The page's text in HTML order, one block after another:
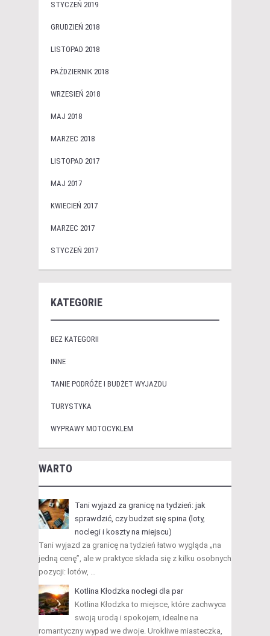
STYCZEŃ 2019
GRUDZIEŃ 2018
LISTOPAD 2018
PAŹDZIERNIK 2018
WRZESIEŃ 2018
MAJ 2018
MARZEC 2018
LISTOPAD 2017
MAJ 2017
KWIECIEŃ 2017
MARZEC 2017
STYCZEŃ 2017
KATEGORIE
BEZ KATEGORII
INNE
TANIE PODRÓŻE I BUDŻET WYJAZDU
TURYSTYKA
WYPRAWY MOTOCYKLEM
WARTO
Tani wyjazd za granicę na tydzień: jak
sprawdzić, czy budżet się spina (loty,
noclegi i koszty na miejscu)
Tani wyjazd za granicę na tydzień łatwo wygląda „na
jedną cenę”, ale w praktyce składa się z kilku osobnych
pozycji: lotów, …
Kotlina Kłodzka noclegi dla par
Kotlina Kłodzka to miejsce, które zachwyca
swoją urodą i spokojem, idealne na
romantyczny wypad we dwoje. Urokliwe miasteczka,